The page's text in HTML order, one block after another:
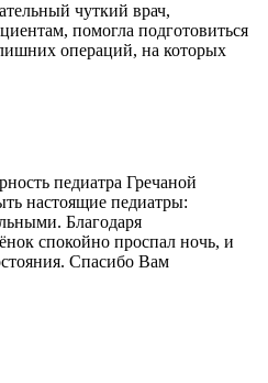
чуткий врач,
помогла подготовиться
операций, на которых
педиатра Гречаной
настоящие педиатры:
Благодаря
спокойно проспал ночь, и
Спасибо Вам